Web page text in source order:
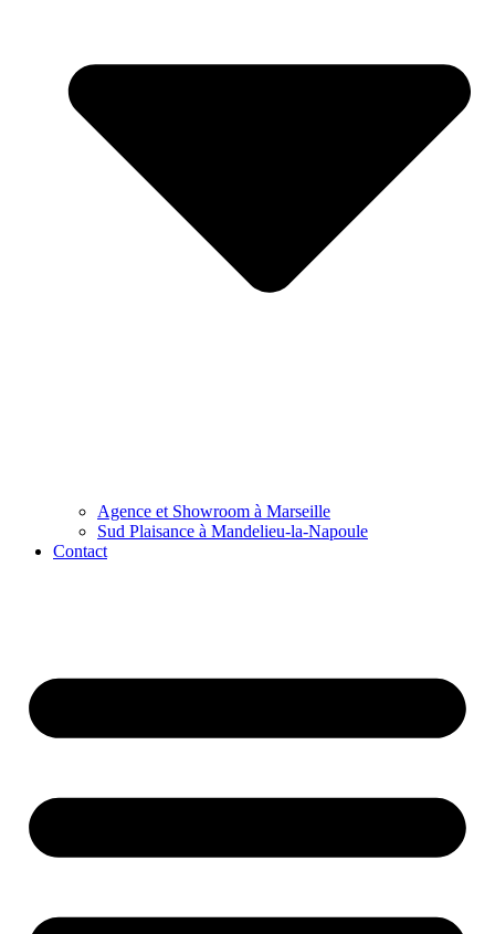
Agence et Showroom à Marseille
Sud Plaisance à Mandelieu-la-Napoule
Contact